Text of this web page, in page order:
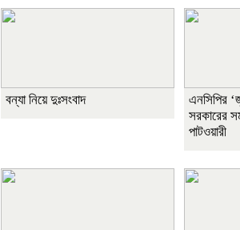
বন্যা নিয়ে দুঃসংবাদ
এনসিপির
সরকারের
পাটওয়ারী